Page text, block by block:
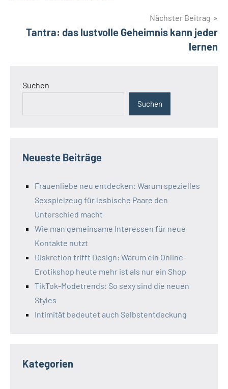
Nächster Beitrag
Tantra: das lustvolle Geheimnis kann jeder
lernen
Suchen
Suchen
Neueste Beiträge
Frauenliebe neu entdecken: Warum spezielles
Sexspielzeug für lesbische Paare den
Unterschied macht
Wie man gemeinsame Interessen für neue
Kontakte nutzt
Diskretion trifft Design: Warum ein Online-
Erotikshop heute mehr ist als nur ein Shop
TikTok-Modetrends: So sexy sind die neuen
Styles
Intimität bedeutet auch Selbstentdeckung
Kategorien